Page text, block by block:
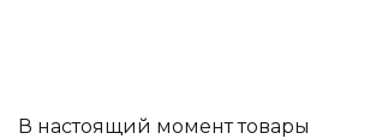
В настоящий момент товары